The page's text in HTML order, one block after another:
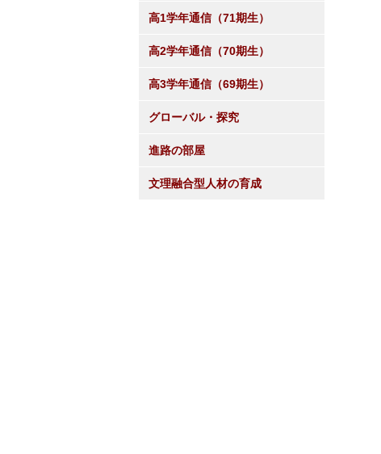
高1学年通信（71期生）
高2学年通信（70期生）
高3学年通信（69期生）
グローバル・探究
進路の部屋
文理融合型人材の育成